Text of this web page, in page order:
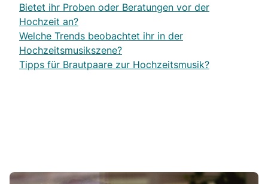
Bietet ihr Proben oder Beratungen vor der
Hochzeit an?
Welche Trends beobachtet ihr in der
Hochzeitsmusikszene?
Tipps für Brautpaare zur Hochzeitsmusik?